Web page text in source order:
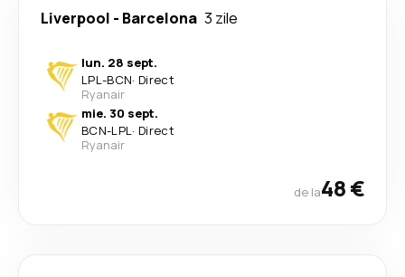
Liverpool - Barcelona 3 zile
lun. 28 sept.
LPL-BCN· Direct
Ryanair
mie. 30 sept.
BCN-LPL· Direct
Ryanair
de la48 €